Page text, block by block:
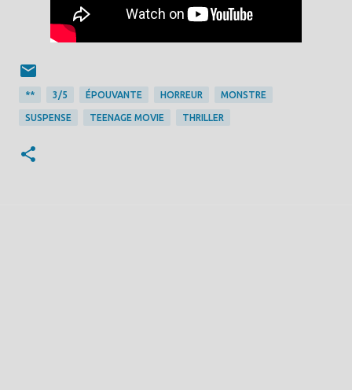
** 3/5 ÉPOUVANTE HORREUR MONSTRE
SUSPENSE TEENAGE MOVIE THRILLER